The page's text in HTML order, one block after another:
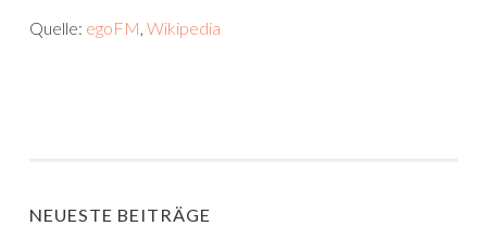
Quelle: egoFM, Wikipedia
NEUESTE BEITRÄGE